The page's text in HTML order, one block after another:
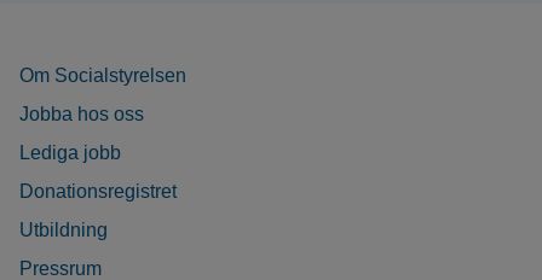
Om Socialstyrelsen
Jobba hos oss
Lediga jobb
Donationsregistret
Utbildning
Pressrum